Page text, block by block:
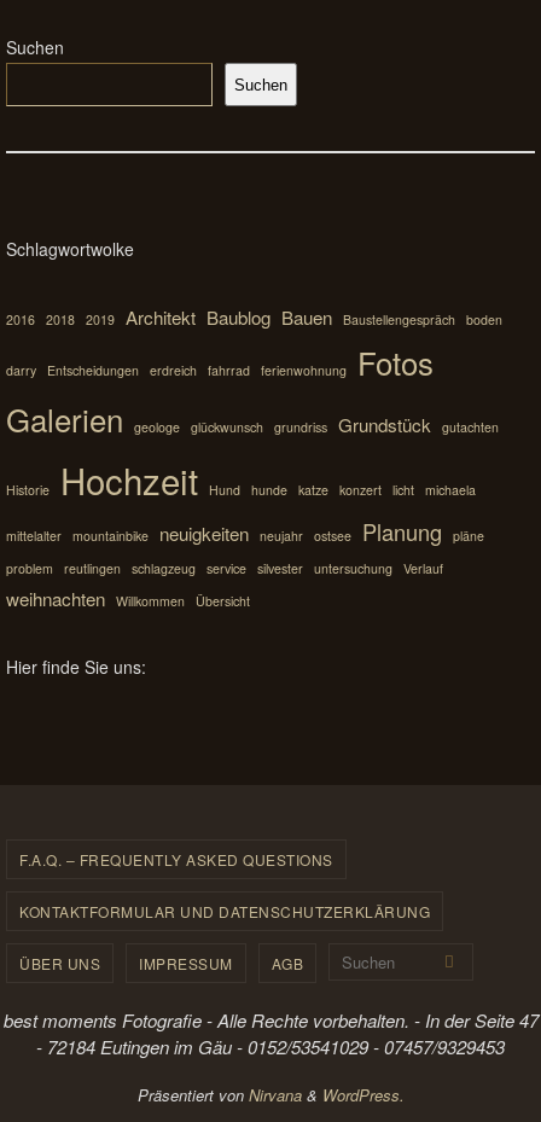
Suchen
Suchen
Schlagwortwolke
2016 2018 2019 Architekt Baublog Bauen Baustellengespräch boden
darry Entscheidungen erdreich fahrrad ferienwohnung
Fotos
Galerien
geologe glückwunsch grundriss Grundstück gutachten
Historie Hochzeit Hund hunde katze konzert licht michaela
mittelalter mountainbike neuigkeiten neujahr ostsee Planung
pläne
problem
reutlingen schlagzeug service silvester untersuchung Verlauf
weihnachten Willkommen Übersicht
Hier finde Sie uns:
F.A.Q. – FREQUENTLY ASKED QUESTIONS
KONTAKTFORMULAR UND DATENSCHUTZERKLÄRUNG
ÜBER UNS IMPRESSUM AGB Suchen
best moments Fotografie - Alle Rechte vorbehalten. - In der Seite 47
- 72184 Eutingen im Gäu - 0152/53541029 - 07457/9329453
Präsentiert von Nirvana& WordPress.